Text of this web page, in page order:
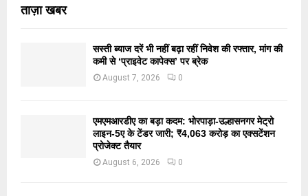
ताज़ा खबर
सस्ती ब्याज दरें भी नहीं बढ़ा रहीं निवेश की रफ्तार, मांग की
कमी से ‘प्राइवेट कापेक्स’ पर ब्रेक
August 7, 2026 0
एमएमआरडीए का बड़ा कदम: भोरपाड़ा-उल्हासनगर मेट्रो
लाइन-5ए के टेंडर जारी; ₹4,063 करोड़ का एक्सटेंशन
प्रोजेक्ट तैयार
August 6, 2026 0